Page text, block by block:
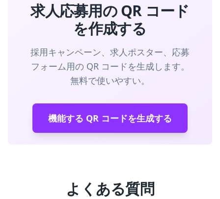
求人応募用の QR コード
を作成する
採用キャンペーン、求人ポスター、応募
フォーム用の QR コードを生成します。
無料で使いやすい。
機能する QR コードを生成する
よくある質問